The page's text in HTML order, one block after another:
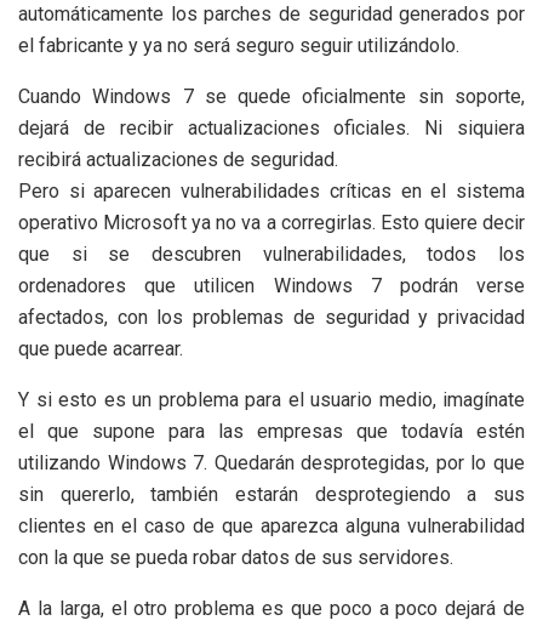
automáticamente los parches de seguridad generados por
el fabricante y ya no será seguro seguir utilizándolo.
Cuando Windows 7 se quede oficialmente sin soporte,
dejará de recibir actualizaciones oficiales. Ni siquiera
recibirá actualizaciones de seguridad.
Pero si aparecen vulnerabilidades críticas en el sistema
operativo Microsoft ya no va a corregirlas. Esto quiere decir
que si se descubren vulnerabilidades, todos los
ordenadores que utilicen Windows 7 podrán verse
afectados, con los problemas de seguridad y privacidad
que puede acarrear.
Y si esto es un problema para el usuario medio, imagínate
el que supone para las empresas que todavía estén
utilizando Windows 7. Quedarán desprotegidas, por lo que
sin quererlo, también estarán desprotegiendo a sus
clientes en el caso de que aparezca alguna vulnerabilidad
con la que se pueda robar datos de sus servidores.
A la larga, el otro problema es que poco a poco dejará de